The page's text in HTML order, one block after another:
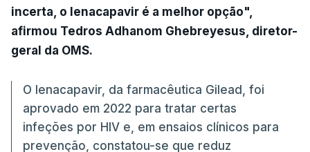
incerta, o lenacapavir é a melhor opção",
afirmou Tedros Adhanom Ghebreyesus, diretor-
geral da OMS.
O lenacapavir, da farmacêutica Gilead, foi
aprovado em 2022 para tratar certas
infeções por HIV e, em ensaios clínicos para
prevenção, constatou-se que reduz